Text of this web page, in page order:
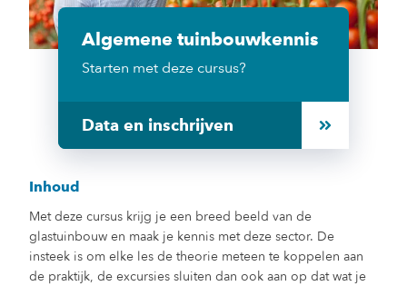
Algemene tuinbouwkennis
Starten met deze cursus?
Data en inschrijven
Inhoud
Met deze cursus krijg je een breed beeld van de
glastuinbouw en maak je kennis met deze sector. De
insteek is om elke les de theorie meteen te koppelen aan
de praktijk, de excursies sluiten dan ook aan op dat wat je